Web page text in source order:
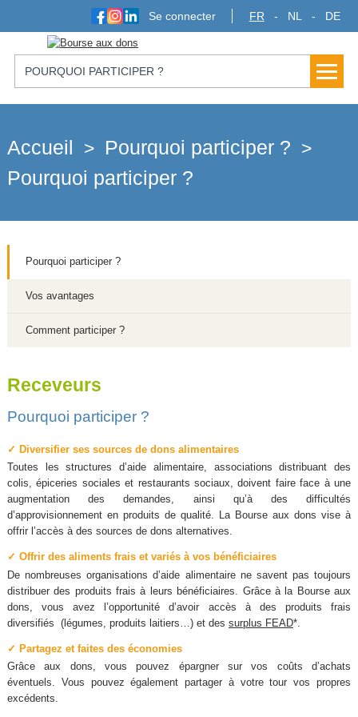
FR NL DE
Se connecter
POURQUOI PARTICIPER ?
Accueil > Pourquoi participer ? >
Pourquoi participer ?
Pourquoi participer ?
Vos avantages
Comment participer ?
Receveurs
Pourquoi participer ?
✓ Diversifier ses sources de dons alimentaires
Toutes les structures d’aide alimentaire, associations distribuant des
colis, épiceries sociales et restaurants sociaux, doivent faire face à une
augmentation des demandes, ainsi qu’à des difficultés
d’approvisionnement en produits de qualité. La Bourse aux dons vise à
offrir l’accès à des sources de dons alternatives.
✓ Offrir des aliments frais et variés à vos bénéficiaires
De nombreuses organisations d’aide alimentaire ne savent pas toujours
distribuer des produits frais à leurs bénéficiaires. Grâce à la Bourse aux
dons, vous avez l’opportunité d’avoir accès à des produits frais
diversifiés (légumes, produits laitiers…) et des surplus FEAD*.
✓ Partagez et faites des économies
Grâce aux dons, vous pouvez épargner sur vos coûts d’achats
éventuels. Vous pouvez également partager à votre tour vos propres
excédents.